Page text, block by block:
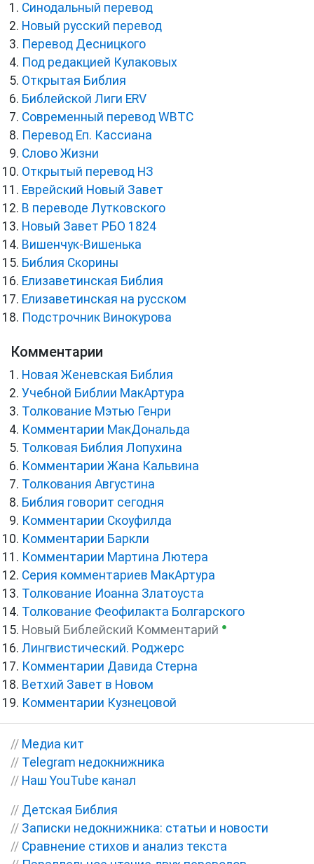
Синодальный перевод
Новый русский перевод
Перевод Десницкого
Под редакцией Кулаковых
Открытая Библия
Библейской Лиги ERV
Cовременный перевод WBTC
Перевод Еп. Кассиана
Слово Жизни
Открытый перевод НЗ
Еврейский Новый Завет
В переводе Лутковского
Новый Завет РБО 1824
Вишенчук-Вишенька
Библия Скорины
Елизаветинская Библия
Елизаветинская на русском
Подстрочник Винокурова
Комментарии
Новая Женевская Библия
Учебной Библии МакАртура
Толкование Мэтью Генри
Комментарии МакДональда
Толковая Библия Лопухина
Комментарии Жана Кальвина
Толкования Августина
Библия говорит сегодня
Комментарии Скоуфилда
Комментарии Баркли
Комментарии Мартина Лютера
Серия комментариев МакАртура
Толкование Иоанна Златоуста
Толкование Феофилакта Болгарского
Новый Библейский Комментарий ●
Лингвистический. Роджерс
Комментарии Давида Стерна
Ветхий Завет в Новом
Комментарии Кузнецовой
// Медиа кит
// Telegram недокнижника
// Наш YouTube канал
// Детская Библия
// Записки недокнижника: статьи и новости
// Сравнение стихов и анализ текста